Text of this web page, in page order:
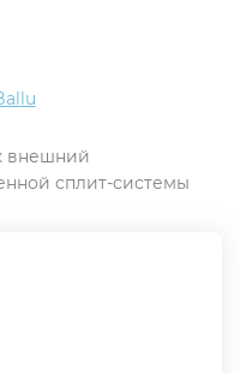
внешний
сплит-системы